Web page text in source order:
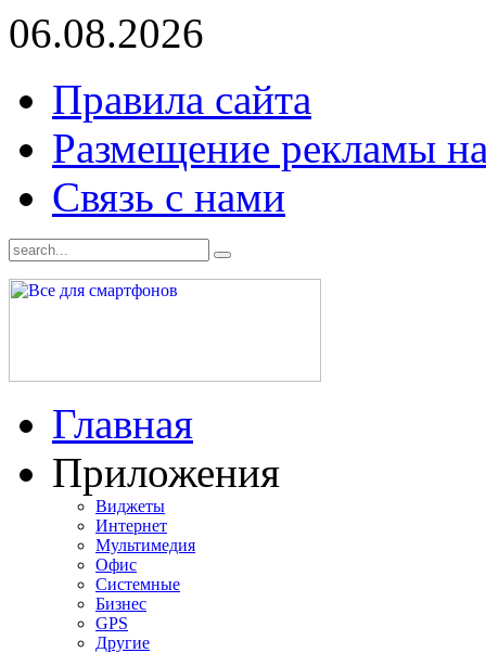
06.08.2026
Правила сайта
Размещение рекламы
Связь с нами
Главная
Приложения
Виджеты
Интернет
Мультимедия
Офис
Системные
Бизнес
GPS
Другие